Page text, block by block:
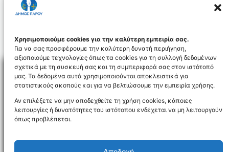
Χρησιμοποιούμε cookies για την καλύτερη εμπειρία σας.
Για να σας προσφέρουμε την καλύτερη δυνατή περιήγηση,
αξιοποιούμε τεχνολογίες όπως τα cookies για τη συλλογή δεδομένων
σχετικά με τη συσκευή σας και τη συμπεριφορά σας στον ιστότοπό
μας. Τα δεδομένα αυτά χρησιμοποιούνται αποκλειστικά για
στατιστικούς σκοπούς και για να βελτιώσουμε την εμπειρία χρήσης.
Αν επιλέξετε να μην αποδεχθείτε τη χρήση cookies, κάποιες
λειτουργίες ή δυνατότητες του ιστότοπου ενδέχεται να μη λειτουργούν
όπως προβλέπεται.
Consumables2017_id3957
NEWSLETTER